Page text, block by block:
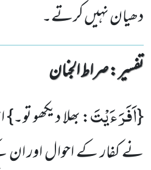
دھیان نہیں کرتے۔
تفسیر : ‎صراط الجنان
{اَفَرَءَیْتَ: بھلا دیکھو
نے کفار کے احوال اور